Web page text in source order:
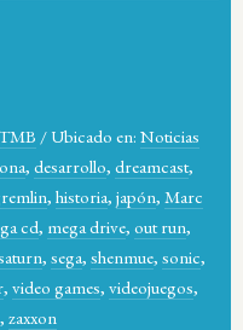
/ Ubicado en: Noticias
, desarrollo, dreamcast,
, historia, japón, Marc
cd, mega drive, out run,
, sega, shenmue, sonic,
, video games, videojuegos,
, zaxxon